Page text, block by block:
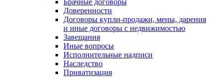
Доверенности
Договоры купли-продажи, мены, дарения
и иные договоры с недвижимостью
Завещания
Иные вопросы
Исполнительные надписи
Наследство
Приватизация